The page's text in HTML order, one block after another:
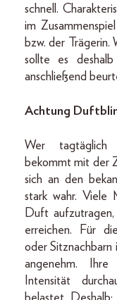
schnell.
im
bzw. der Trägerin.
sollte es
anschließend
Achtung
Wer tagtäglich
bekommt mit der
sich an den
stark wahr. Viele
Duft
erreichen. Für
oder Sitznachbarn
angenehm.
Intensität